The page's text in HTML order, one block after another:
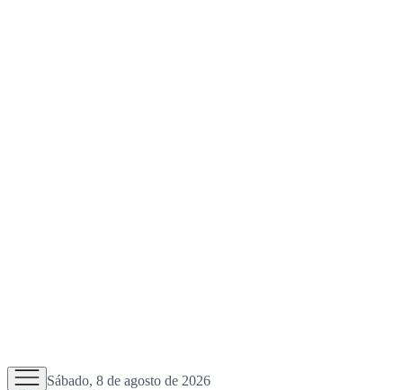
Sábado, 8 de agosto de 2026